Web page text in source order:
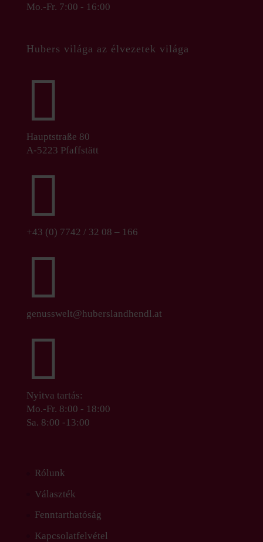
Mo.-Fr. 7:00 - 16:00
Hubers világa az élvezetek világa

Hauptstraße 80
A-5223 Pfaffstätt

+43 (0) 7742 / 32 08 – 166

genusswelt@huberslandhendl.at

Nyitva tartás:
Mo.-Fr. 8:00 - 18:00
Sa. 8:00 -13:00
Rólunk
Választék
Fenntarthatóság
Kapcsolatfelvétel